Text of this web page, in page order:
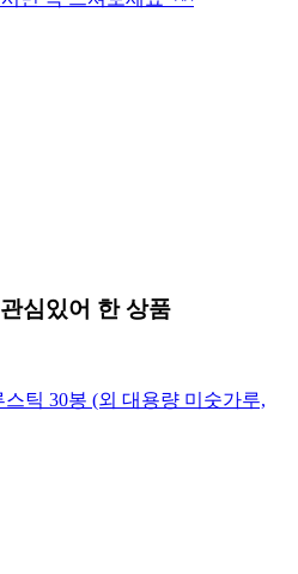
심있어 한 상품
틱 30봉 (외 대용량 미숫가루,